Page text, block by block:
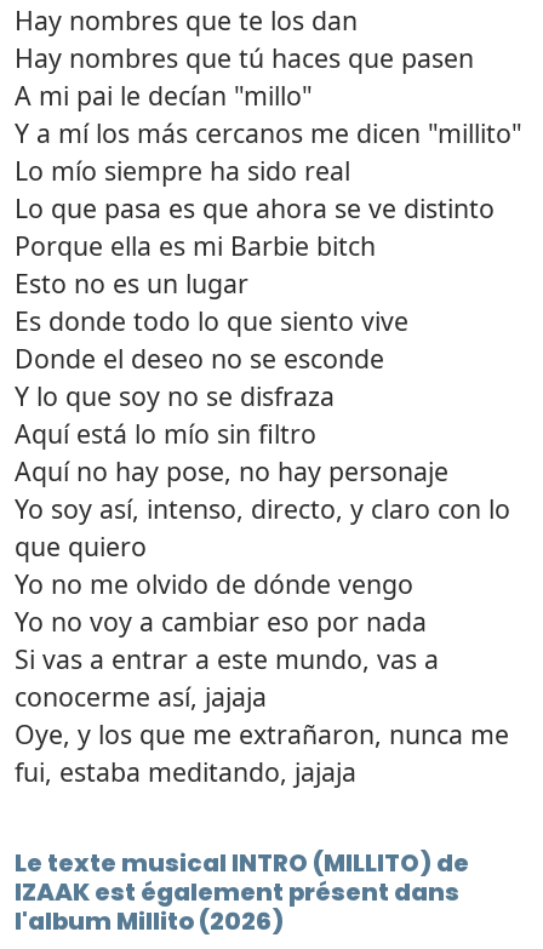
Hay nombres que te los dan
Hay nombres que tú haces que pasen
A mi pai le decían "millo"
Y a mí los más cercanos me dicen "millito"
Lo mío siempre ha sido real
Lo que pasa es que ahora se ve distinto
Porque ella es mi Barbie bitch
Esto no es un lugar
Es donde todo lo que siento vive
Donde el deseo no se esconde
Y lo que soy no se disfraza
Aquí está lo mío sin filtro
Aquí no hay pose, no hay personaje
Yo soy así, intenso, directo, y claro con lo
que quiero
Yo no me olvido de dónde vengo
Yo no voy a cambiar eso por nada
Si vas a entrar a este mundo, vas a
conocerme así, jajaja
Oye, y los que me extrañaron, nunca me
fui, estaba meditando, jajaja
Le texte musical INTRO (MILLITO) de
IZAAK est également présent dans
l'album Millito (2026)